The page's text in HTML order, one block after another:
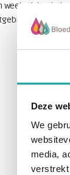
Deze
We
media,
al de uitslag